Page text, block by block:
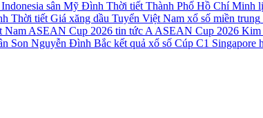
Indonesia sân Mỹ Đình Thời tiết Thành Phố Hồ Chí Minh
Thời tiết Giá xăng dầu Tuyển Việt Nam xổ số miền trung
Nam ASEAN Cup 2026 tin tức A ASEAN Cup 2026 Kim
Son Nguyễn Đình Bắc kết quả xổ số Cúp C1 Singapore